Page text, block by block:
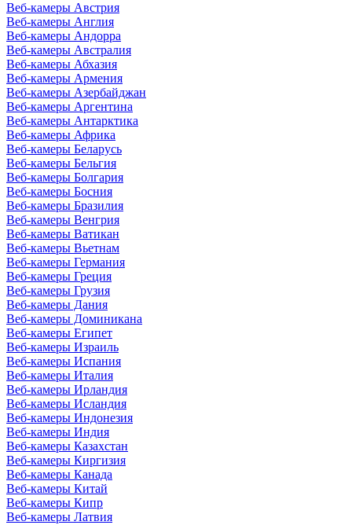
Веб-камеры Австрия
Веб-камеры Англия
Веб-камеры Андорра
Веб-камеры Австралия
Веб-камеры Абхазия
Веб-камеры Армения
Веб-камеры Азербайджан
Веб-камеры Аргентина
Веб-камеры Антарктика
Веб-камеры Африка
Веб-камеры Беларусь
Веб-камеры Бельгия
Веб-камеры Болгария
Веб-камеры Босния
Веб-камеры Бразилия
Веб-камеры Венгрия
Веб-камеры Ватикан
Веб-камеры Вьетнам
Веб-камеры Германия
Веб-камеры Греция
Веб-камеры Грузия
Веб-камеры Дания
Веб-камеры Доминикана
Веб-камеры Египет
Веб-камеры Израиль
Веб-камеры Испания
Веб-камеры Италия
Веб-камеры Ирландия
Веб-камеры Исландия
Веб-камеры Индонезия
Веб-камеры Индия
Веб-камеры Казахстан
Веб-камеры Киргизия
Веб-камеры Канада
Веб-камеры Китай
Веб-камеры Кипр
Веб-камеры Латвия